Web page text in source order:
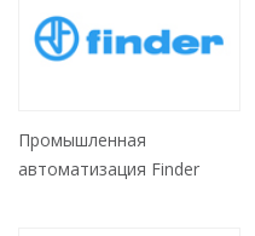
Промышленная
автоматизация Finder